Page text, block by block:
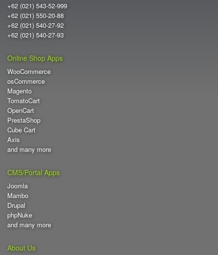
+62 (021) 543-52-999
+62 (021) 550-20-88
+62 (021) 540-27-92
+62 (021) 540-27-93
Online Shop Apps
WooCommerce
osCommerce
Magento
TomatoCart
OpenCart
PrestaShop
Cube Cart
Axis
and many more
CMS/Portal Apps
Joomla
Mambo
Drupal
phpNuke
and many more
About Us